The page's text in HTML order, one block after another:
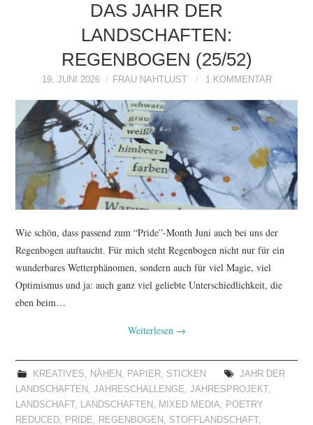
DAS JAHR DER
LANDSCHAFTEN:
REGENBOGEN (25/52)
19. JUNI 2026 FRAU NAHTLUST 1 KOMMENTAR
Wie schön, dass passend zum “Pride”-Month Juni auch bei uns der
Regenbogen auftaucht. Für mich steht Regenbogen nicht nur für ein
wunderbares Wetterphänomen, sondern auch für viel Magie, viel
Optimismus und ja: auch ganz viel geliebte Unterschiedlichkeit, die
eben beim…
Weiterlesen →
KREATIVES, NÄHEN , PAPIER, STICKEN
JAHR DER
LANDSCHAFTEN ,JAHRESCHALLENGE,JAHRESPROJEKT ,
LANDSCHAFT , LANDSCHAFTEN , MIXED MEDIA, POETRY
REDUCED, PRIDE, REGENBOGEN , STOFFLANDSCHAFT ,